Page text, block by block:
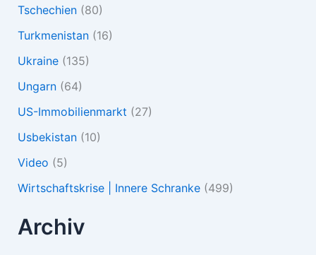
Tschechien(80)
Turkmenistan(16)
Ukraine(135)
Ungarn(64)
US-Immobilienmarkt (27)
Usbekistan(10)
Video (5)
Wirtschaftskrise | Innere Schranke(499)
Archiv